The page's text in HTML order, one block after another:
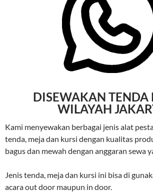
DISEWAKAN TENDA
WILAYAH
Kami menyewakan berbagai jenis alat
tenda, meja dan kursi dengan kualitas
bagus dan mewah dengan anggaran sewa
Jenis tenda, meja dan kursi ini bisa di
acara out door maupun in door.